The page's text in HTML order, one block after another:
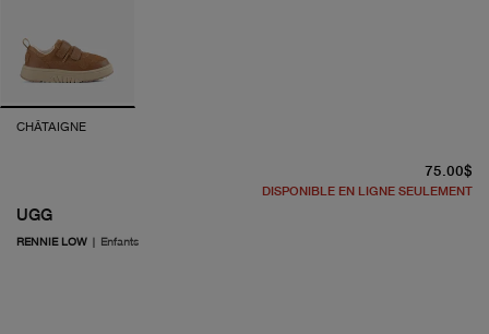
CHÂTAIGNE
UGG
RENNIE LOW | Enfants
75.00$
DISPONIBLE EN LIGNE SEULEMENT